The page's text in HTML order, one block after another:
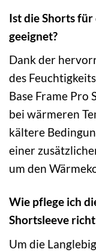
Ist die Shorts
geeignet?
Dank der
des
Base Frame Pro
bei wärmeren
kältere
einer
um den
Wie pflege ich
Shortsleeve
Um die